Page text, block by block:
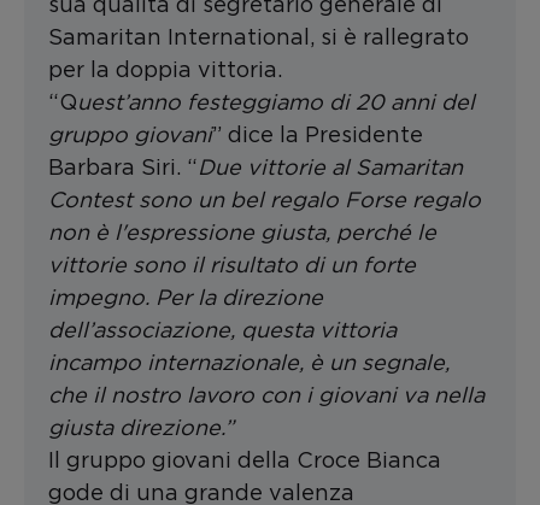
Samaritan International, si è rallegrato
per la doppia vittoria.
“Quest’anno festeggiamo di 20 anni del
gruppo giovani” dice la Presidente
Barbara Siri. “Due vittorie al Samaritan
Contest sono un bel regalo Forse regalo
non è l'espressione giusta, perché le
vittorie sono il risultato di un forte
impegno. Per la direzione
dell’associazione, questa vittoria
incampo internazionale, è un segnale,
che il nostro lavoro con i giovani va nella
giusta direzione.”
Il gruppo giovani della Croce Bianca
gode di una grande valenza